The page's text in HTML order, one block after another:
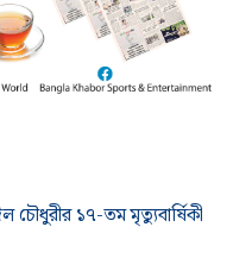
চৌধুরীর ১৭-তম মৃত্যুবার্ষিকী